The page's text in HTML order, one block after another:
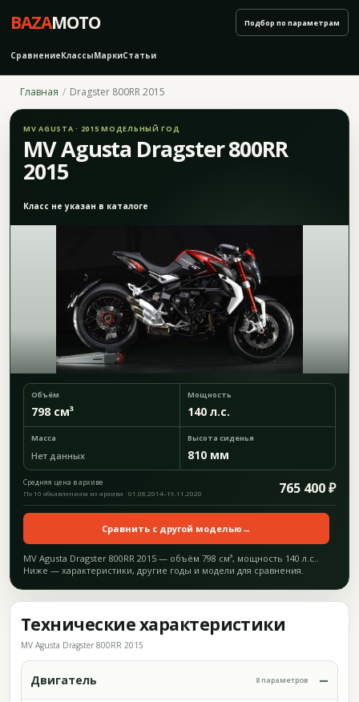
BAZAMOTO
СравнениеКлассыМаркиСтатьи
Подбор по параметрам
Главная Dragster 800RR 2015
MV AGUSTA · 2015 МОДЕЛЬНЫЙ ГОД
MV Agusta Dragster 800RR
2015
Класс не указан в каталоге
Объём
798 см³
Мощность
140 л.с.
Масса
Нет данных
Высота сиденья
810 мм
Средняя цена в архиве 765 400 ₽
По 10 объявлениям из архива · 01.08.2014–19.11.2020
Сравнить с другой моделью →
MV Agusta Dragster 800RR 2015 — объём 798 см³, мощность 140 л.с..
Ниже — характеристики, другие годы и модели для сравнения.
Технические характеристики
MV Agusta Dragster 800RR 2015
Двигатель 8 параметров